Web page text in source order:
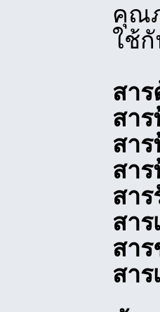
คุณ
ใช้
สา
สา
สา
สา
สา
สา
สา
สา